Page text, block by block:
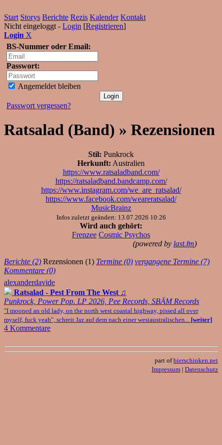
Start Storys Berichte Rezis Kalender Kontakt
Nicht eingeloggt - Login [Registrieren]
Login X
BS-Nummer oder Email:
Passwort:
Angemeldet bleiben
Passwort vergessen?
Ratsalad (Band) » Rezensionen
Stil: Punkrock
Herkunft: Australien
https://www.ratsaladband.com/
https://ratsaladband.bandcamp.com/
https://www.instagram.com/we_are_ratsalad/
https://www.facebook.com/weareratsalad/
MusicBrainz
Infos zuletzt geändert: 13.07.2026 10:26
Wird auch gehört:
Frenzee Cosmic Psychos
(powered by last.fm)
Berichte (2) Rezensionen (1) Termine (0) vergangene Termine (7)
Kommentare (0)
alexanderdavide
Ratsalad - Pest From The West ♫
Punkrock, Power Pop. LP 2026, Pee Records, SBÄM Records
"I mooned an old lady, on the north west coastal highway, pissed all over
myself, fuck yeah", schreit Jaz auf dem nach einer westaustralischen... [weiter]
4 Kommentare
part ofbierschinken.net
Impressum | Datenschutz